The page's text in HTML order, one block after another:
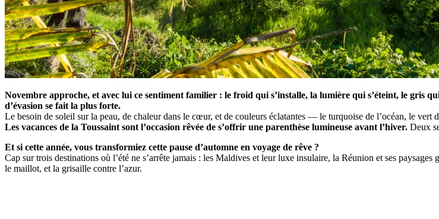
Novembre approche, et avec lui ce sentiment familier : le froid qui s’installe, la lumière qui s’éteint, le gris
d’évasion se fait la plus forte.
Le besoin de soleil sur la peau, de chaleur dans le cœur, et de couleurs éclatantes — le turquoise de l’océan, le vert
Les vacances de la Toussaint sont l’occasion rêvée de s’offrir une parenthèse lumineuse avant l’hiver. Deux
Et si cette année, vous transformiez cette pause d’automne en voyage de rêve ?
Cap sur trois destinations où l’été ne s’arrête jamais : les Maldives et leur luxe insulaire, la Réunion et ses
le maillot, et la grisaille contre l’azur.